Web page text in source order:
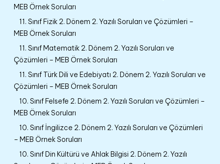
MEB Örnek Soruları
11. Sınıf Fizik 2. Dönem 2. Yazılı Soruları ve Çözümleri –
MEB Örnek Soruları
11. Sınıf Matematik 2. Dönem 2. Yazılı Soruları ve
Çözümleri – MEB Örnek Soruları
11. Sınıf Türk Dili ve Edebiyatı 2. Dönem 2. Yazılı Soruları ve
Çözümleri – MEB Örnek Soruları
10. Sınıf Felsefe 2. Dönem 2. Yazılı Soruları ve Çözümleri –
MEB Örnek Soruları
10. Sınıf İngilizce 2. Dönem 2. Yazılı Soruları ve Çözümleri
– MEB Örnek Soruları
10. Sınıf Din Kültürü ve Ahlak Bilgisi 2. Dönem 2. Yazılı